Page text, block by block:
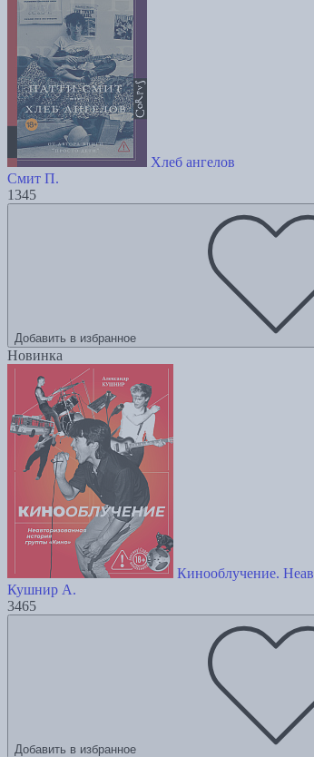
Хлеб ангелов
Смит П.
1345
Добавить в избранное
Новинка
Кинооблучение.
Кушнир А.
3465
Добавить в избранное